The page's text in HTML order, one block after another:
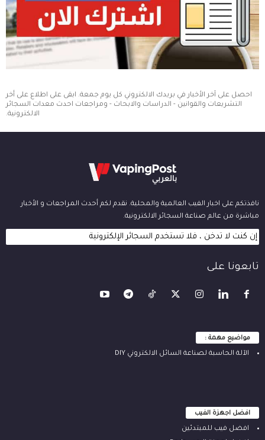
احصل على آخر الأخبار في بريدك الالكتروني كل يوم جمعة. ابقى على اطلاع على أخر
التشريعات والقوانين - الدراسات والابحاث - ومراجعات احدث معدات السجائر
الالكترونية.
نافذتكم على اخبار الفيب العالمية والمحلية. نقدم لكم أحدث المراجعات و الأخبار
مباشرة من عالم صناعة السجائر الالكترونية.
إن كنت لا تدخن ، فلا تستخدم السجائر الإلكترونية
تابعونا على
مواضيع مهمة :
الآلة ‫الحاسبة لصناعة السائل الالكتروني‬ DIY
افضل اجهزة الفيب
افضل فيب للمبتدئين